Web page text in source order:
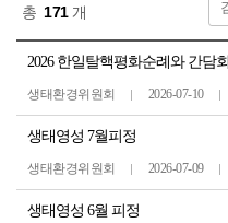
총 171 개
2026 한일탈핵평화순례와 간담회
생태환경위원회 2026-07-10
생태영성 7월피정
생태환경위원회 2026-07-09
생태영성 6월 피정